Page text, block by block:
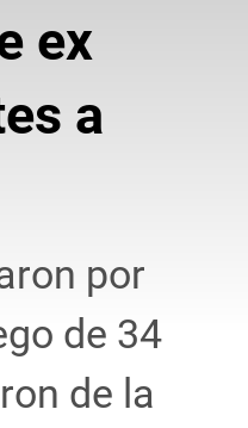
ex
a
por
de 34
de la